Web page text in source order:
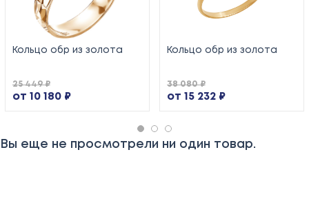
Кольцо обр из золота
от 10 180 ₽
25 449 ₽
Кольцо обр из золота
от 15 232 ₽
38 080 ₽
Вы еще не просмотрели ни один товар.